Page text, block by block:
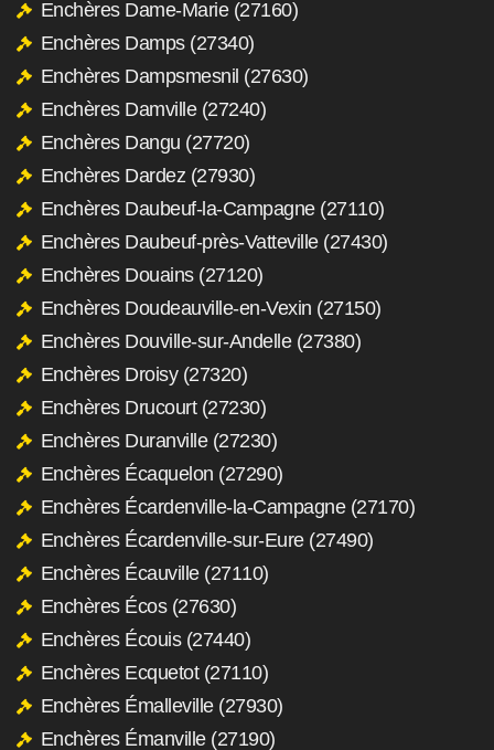
Enchères Dame-Marie (27160)
Enchères Damps (27340)
Enchères Dampsmesnil (27630)
Enchères Damville (27240)
Enchères Dangu (27720)
Enchères Dardez (27930)
Enchères Daubeuf-la-Campagne (27110)
Enchères Daubeuf-près-Vatteville (27430)
Enchères Douains (27120)
Enchères Doudeauville-en-Vexin (27150)
Enchères Douville-sur-Andelle (27380)
Enchères Droisy (27320)
Enchères Drucourt (27230)
Enchères Duranville (27230)
Enchères Écaquelon (27290)
Enchères Écardenville-la-Campagne (27170)
Enchères Écardenville-sur-Eure (27490)
Enchères Écauville (27110)
Enchères Écos (27630)
Enchères Écouis (27440)
Enchères Ecquetot (27110)
Enchères Émalleville (27930)
Enchères Émanville (27190)